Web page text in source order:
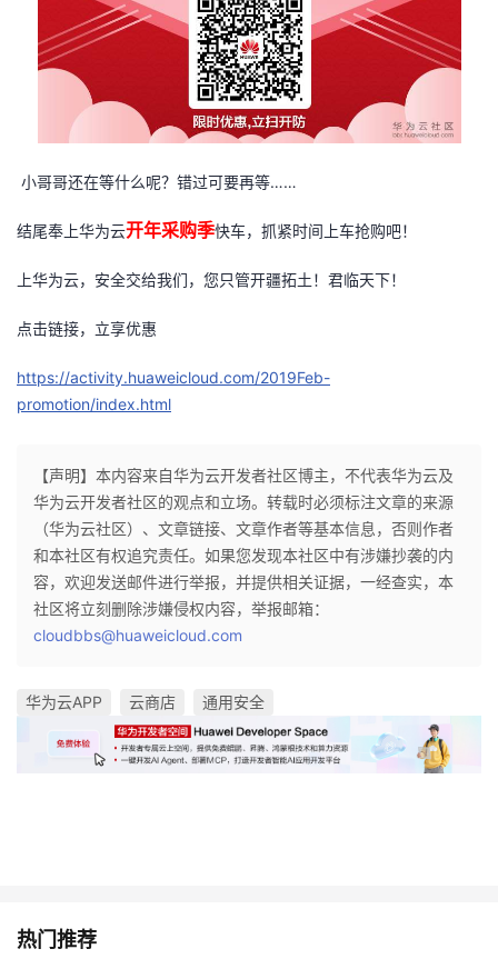
小哥哥还在等什么呢？错过可要再等……
结尾奉上华为云开年采购季快车，抓紧时间上车抢购吧！
上华为云，安全交给我们，您只管开疆拓土！君临天下！
点击链接，立享优惠
https://activity.huaweicloud.com/2019Feb-
promotion/index.html
【声明】本内容来自华为云开发者社区博主，不代表华为云及
华为云开发者社区的观点和立场。转载时必须标注文章的来源
（华为云社区）、文章链接、文章作者等基本信息，否则作者
和本社区有权追究责任。如果您发现本社区中有涉嫌抄袭的内
容，欢迎发送邮件进行举报，并提供相关证据，一经查实，本
社区将立刻删除涉嫌侵权内容，举报邮箱：
cloudbbs@huaweicloud.com
华为云APP 云商店 通用安全
热门推荐